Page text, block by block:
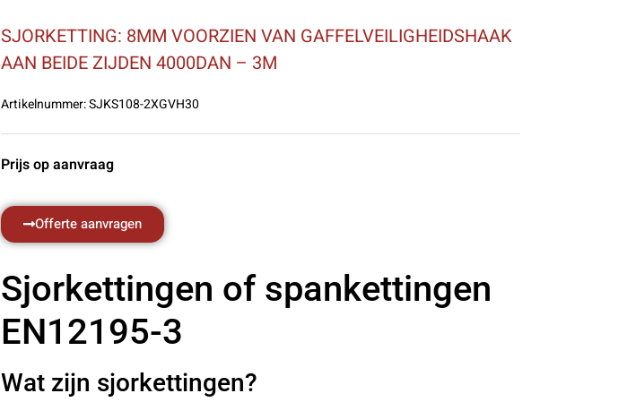
SJORKETTING: 8MM VOORZIEN VAN GAFFELVEILIGHEIDSHAAK
AAN BEIDE ZIJDEN 4000DAN – 3M
Artikelnummer:SJKS108-2XGVH30
Prijs op aanvraag
Offerte aanvragen
Sjorkettingen of spankettingen
EN12195-3
Wat zijn sjorkettingen?